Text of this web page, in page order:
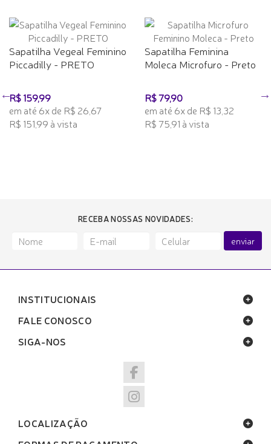
Sapatilha Vegeal Feminino
Piccadilly - PRETO
R$ 159,99
em até 6x de R$ 26,67
R$ 151,99 à vista
Sapatilha Feminina
Moleca Microfuro - Preto
R$ 79,90
em até 6x de R$ 13,32
R$ 75,91 à vista
RECEBA NOSSAS NOVIDADES:
enviar
INSTITUCIONAIS
FALE CONOSCO
SIGA-NOS
LOCALIZAÇÃO